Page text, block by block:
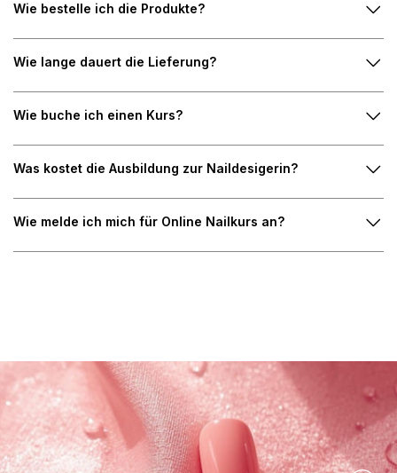
Wie bestelle ich die Produkte?
Wie lange dauert die Lieferung?
Wie buche ich einen Kurs?
Was kostet die Ausbildung zur Naildesigerin?
Wie melde ich mich für Online Nailkurs an?